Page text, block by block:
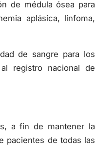
de médula ósea para
aplásica, linfoma,
de sangre para los
registro nacional de
a fin de mantener la
pacientes de todas las